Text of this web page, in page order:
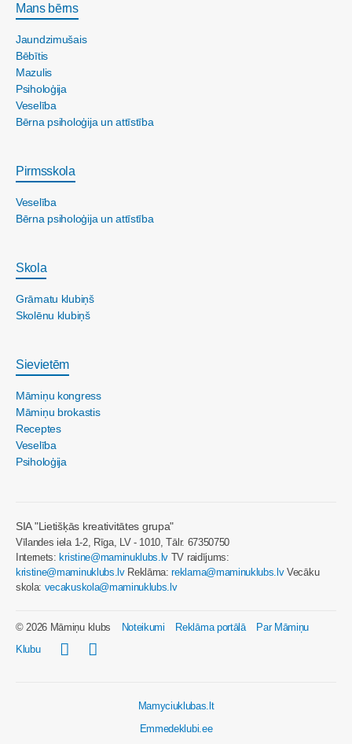
Mans bērns
Jaundzimušais
Bēbītis
Mazulis
Psiholoģija
Veselība
Bērna psiholoģija un attīstība
Pirmsskola
Veselība
Bērna psiholoģija un attīstība
Skola
Grāmatu klubiņš
Skolēnu klubiņš
Sievietēm
Māmiņu kongress
Māmiņu brokastis
Receptes
Veselība
Psiholoģija
SIA "Lietišķās kreativitātes grupa"
Vīlandes iela 1-2, Rīga, LV - 1010, Tālr. 67350750
Internets:kristine@maminuklubs.lv TV raidījums:
kristine@maminuklubs.lvReklāma:reklama@maminuklubs.lvVecāku
skola: vecakuskola@maminuklubs.lv
© 2026 Māmiņu klubs Noteikumi Reklāma portālā
Par Māmiņu
Klubu
Mamyciuklubas.lt
Emmedeklubi.ee